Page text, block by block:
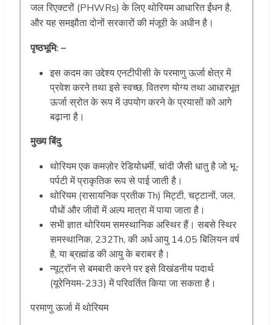
जल रिएक्टरों (PHWRs) के लिए थोरियम आधारित ईंधन है,
और यह समझौता दोनों सरकारों की मंजूरी के अधीन है।
पृष्ठभूमि: –
इस कदम का उद्देश्य एनटीपीसी के परमाणु ऊर्जा क्षेत्र में
प्रवेश करने तथा इसे स्वच्छ, वितरण योग्य तथा आधारभूत
ऊर्जा स्रोत के रूप में उपयोग करने के प्रयासों को आगे
बढ़ाना है।
मुख्य बिंदु
थोरियम एक कमज़ोर रेडियोधर्मी, चांदी जैसी धातु है जो भू-
पर्पटी में प्राकृतिक रूप से पाई जाती है।
थोरियम (रासायनिक प्रतीक Th) मिट्टी, चट्टानों, जल,
पौधों और जीवों में अल्प मात्रा में पाया जाता है।
सभी ज्ञात थोरियम समस्थानिक अस्थिर हैं। सबसे स्थिर
समस्थानिक, 232Th, की अर्ध आयु 14.05 बिलियन वर्ष
है, या ब्रह्मांड की आयु के बराबर है।
न्यूट्रॉन से बमबारी करने पर इसे विखंडनीय पदार्थ
(यूरेनियम-233) में परिवर्तित किया जा सकता है।
परमाणु ऊर्जा में थोरियम